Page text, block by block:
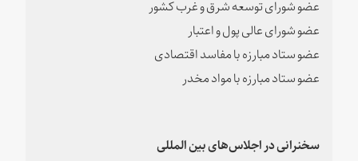
عضو شورای توسعه شرق و غرب کشور
عضو شورای عالی پول و اعتبار
عضو ستاد مبارزه با مفاسد اقتصادی
عضو ستاد مبارزه با مواد مخدر
سخنرانی در اجلاس‌های بین المللی